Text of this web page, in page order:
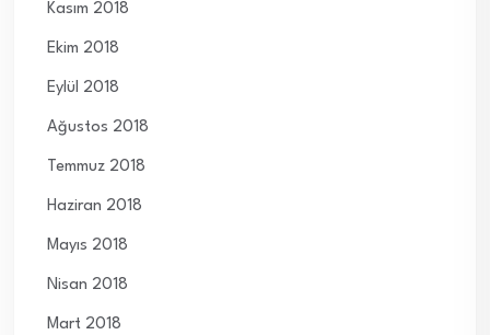
Kasım 2018
Ekim 2018
Eylül 2018
Ağustos 2018
Temmuz 2018
Haziran 2018
Mayıs 2018
Nisan 2018
Mart 2018